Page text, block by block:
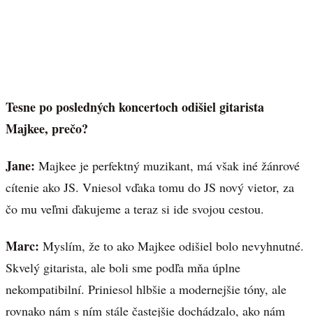
Tesne po posledných koncertoch odišiel gitarista
Majkee, prečo?
Jane: Majkee je perfektný muzikant, má však iné žánrové
cítenie ako JS. Vniesol vďaka tomu do JS nový vietor, za
čo mu veľmi ďakujeme a teraz si ide svojou cestou.
Marc: Myslím, že to ako Majkee odišiel bolo nevyhnutné.
Skvelý gitarista, ale boli sme podľa mňa úplne
nekompatibilní. Priniesol hlbšie a modernejšie tóny, ale
rovnako nám s ním stále častejšie dochádzalo, ako nám